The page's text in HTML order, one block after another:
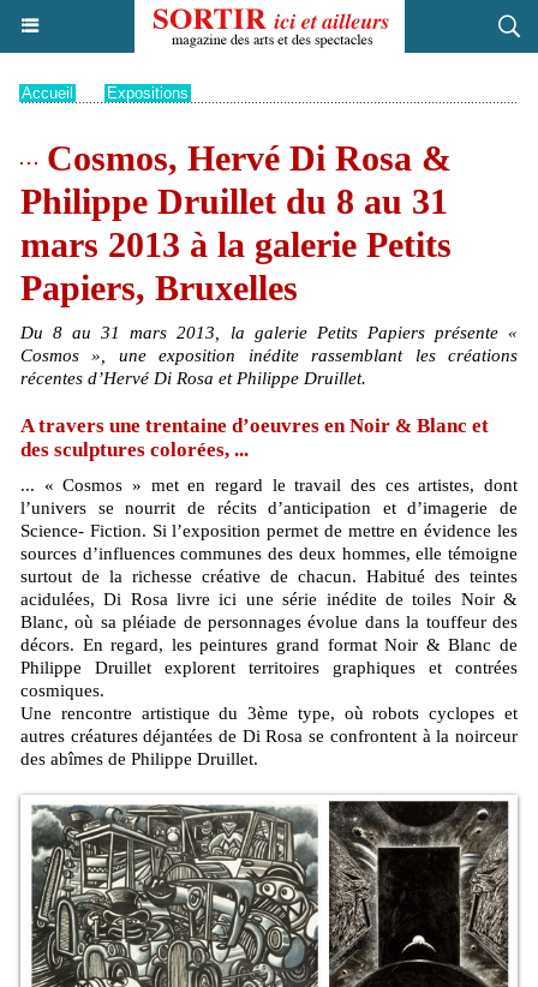
Accueil Expositions
Cosmos, Hervé Di Rosa &
Philippe Druillet du 8 au 31
mars 2013 à la galerie Petits
Papiers, Bruxelles
Du 8 au 31 mars 2013, la galerie Petits Papiers présente «
Cosmos », une exposition inédite rassemblant les créations
récentes d’Hervé Di Rosa et Philippe Druillet.
A travers une trentaine d’oeuvres en Noir & Blanc et
des sculptures colorées, ...
... « Cosmos » met en regard le travail des ces artistes, dont
l’univers se nourrit de récits d’anticipation et d’imagerie de
Science- Fiction. Si l’exposition permet de mettre en évidence les
sources d’influences communes des deux hommes, elle témoigne
surtout de la richesse créative de chacun. Habitué des teintes
acidulées, Di Rosa livre ici une série inédite de toiles Noir &
Blanc, où sa pléiade de personnages évolue dans la touffeur des
décors. En regard, les peintures grand format Noir & Blanc de
Philippe Druillet explorent territoires graphiques et contrées
cosmiques.
Une rencontre artistique du 3ème type, où robots cyclopes et
autres créatures déjantées de Di Rosa se confrontent à la noirceur
des abîmes de Philippe Druillet.